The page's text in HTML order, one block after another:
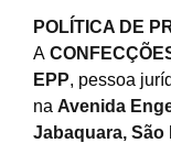
POLÍTICA DE
A
EPP, pessoa
na Avenida
Jabaquara, São